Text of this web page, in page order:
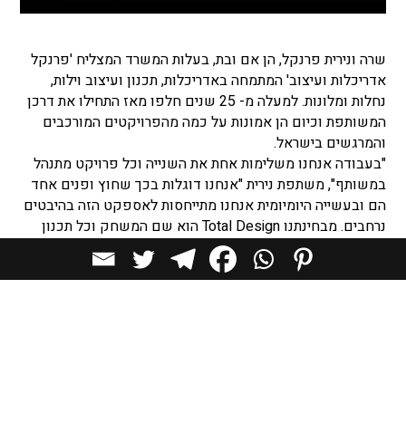
שרה ונירית פרנקל, הן אם ובת, בעלות המשרד המצליח 'פרנקל
אדריכלות ועיצוב' המתמחה באדריכלות, תכנון ועיצוב וילות,
נחלות ומלונות. למעלה מ- 25 שנים חלפו מאז התחילו את דרכן
המשותפת וכיום הן אמונות על כמה מהפרויקטים המורכבים
והמרגשים בישראל.
"בעבודה אנחנו משלימות אחת את השנייה וכל פרויקט מתנהל
במשותף", משתפת נירית "אנחנו דוגלות בכך שחוץ ופנים אחד
הם ובעשייה היומיומית אנחנו מתייחסות לאספקט הזה בהיבטים
נרחבים. מבחינתנו Total Design הוא שם המשחק וכל תכנון
מושתת על הבנת תוואי השטח והסביבה, ובניית פרוגרמה שהיא
תוצר של ניתוח מעמיק של צרכי הלקוחות – העכשוויים ואלה